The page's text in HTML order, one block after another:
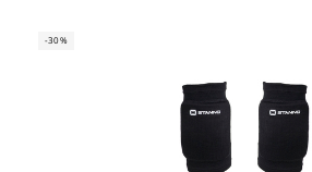
-30%